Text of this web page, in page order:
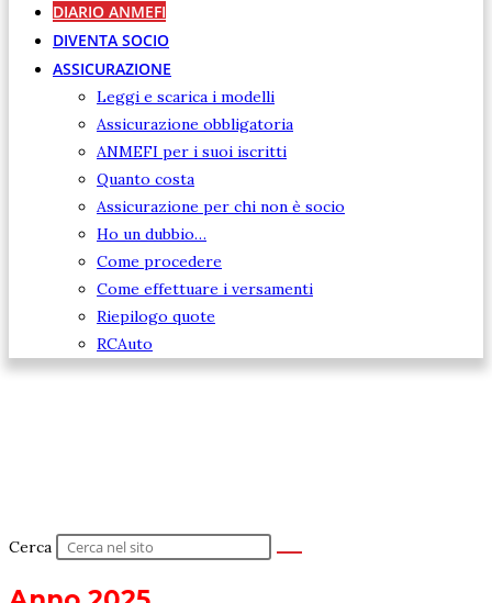
DIARIO ANMEFI
DIVENTA SOCIO
ASSICURAZIONE
Leggi e scarica i modelli
Assicurazione obbligatoria
ANMEFI per i suoi iscritti
Quanto costa
Assicurazione per chi non è socio
Ho un dubbio…
Come procedere
Come effettuare i versamenti
Riepilogo quote
RCAuto
Cerca